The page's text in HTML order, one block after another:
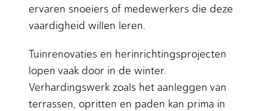
ervaren snoeiers of medewerkers die deze
vaardigheid willen leren.
Tuinrenovaties en herinrichtingsprojecten
lopen vaak door in de winter.
Verhardingswerk zoals het aanleggen van
terrassen, opritten en paden kan prima in